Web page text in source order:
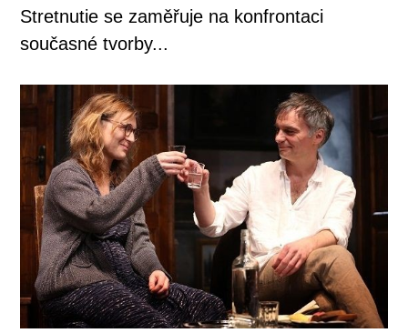
Stretnutie se zaměřuje na konfrontaci
současné tvorby...